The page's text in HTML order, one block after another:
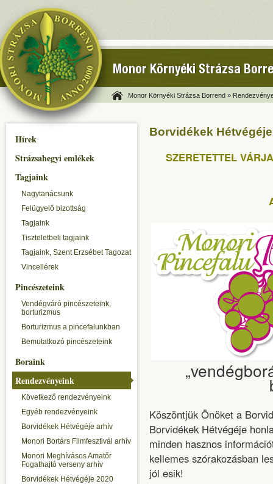
Monor Környéki Strázsa
Monor Környéki Strázsa Borrend »
Hírek
Strázsahegyi emlékek
Tagjaink
Nagytanácsunk
Felügyelő bizottság
Tagjaink
Tiszteletbeli tagjaink
Tagjaink, Szent Erzsébet Tagozat
Vincellérek
Pincészeteink
Vendégváró pincészeteink,
borturizmus
Borturizmus a pincefalunkban
Bemutatkozó pincészeteink
Boraink
Rendezvényeink
Következő rendezvényeink
Egyéb rendezvényeink
Borvidékek Hétvégéje arhív
Monori Bortárs Filmfesztivál arhív
Monori Meghívásos Amatőr
Fogathajtó verseny arhív
Borvidékek Hétvégéje 2020
Borvidékek
SZERETETTEL
Köszöntjük Önöket a
Borvidékek Hétvégéje
minden hasznos
kellemes szórakozásban
jól esik!